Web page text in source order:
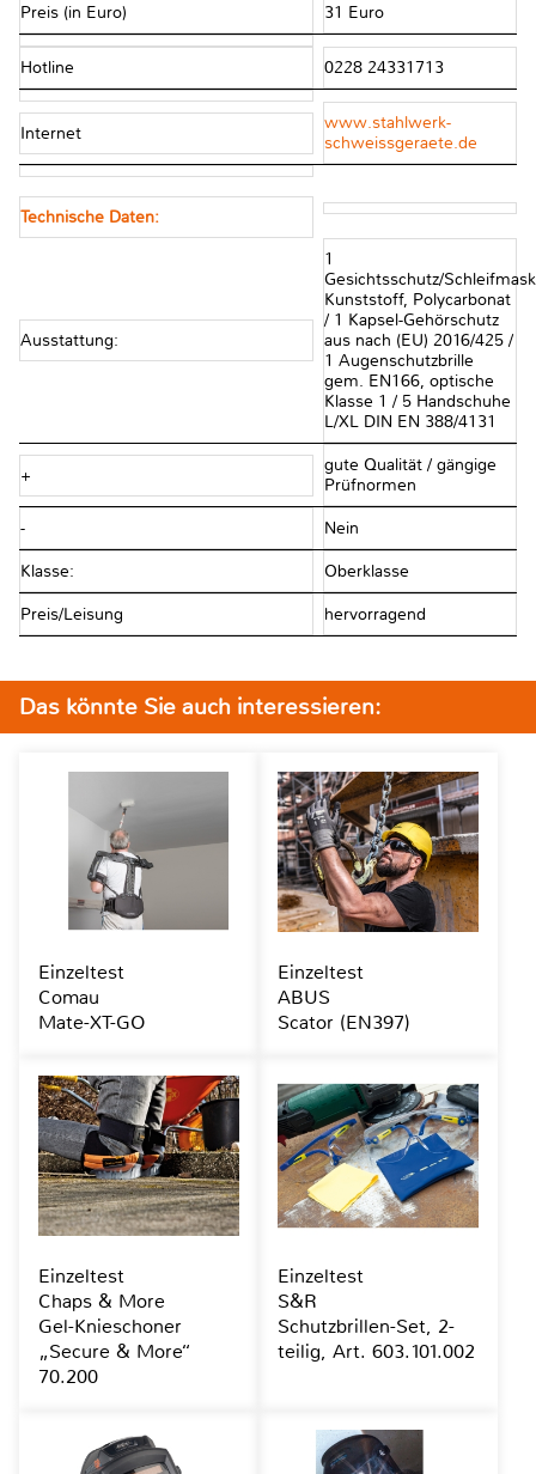
Preis (in Euro) 31 Euro
Hotline 0228 24331713
Internet
www.stahlwerk-
schweissgeraete.de
Technische Daten:
Ausstattung:
1
Gesichtsschutz/
Kunststoff, Polycarbonat
/ 1 Kapsel-Gehörschutz
aus nach (EU) 2016/425 /
1 Augenschutzbrille
gem. EN166, optische
Klasse 1 / 5 Handschuhe
L/XL DIN EN 388/4131
+
gute Qualität / gängige
Prüfnormen
- Nein
Klasse: Oberklasse
Preis/Leisung hervorragend
Das könnte Sie auch interessieren:
Einzeltest
Comau
Mate-XT-GO
Einzeltest
ABUS
Scator (EN397)
Einzeltest
Chaps & More
Gel-Knieschoner
„Secure & More“
70.200
Einzeltest
S&R
Schutzbrillen-Set, 2-
teilig, Art. 603.101.002